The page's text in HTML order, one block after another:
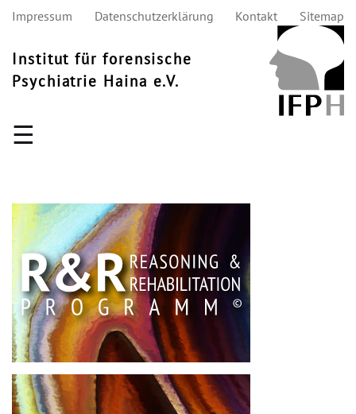
Impressum Datenschutzerklärung Kontakt Sitemap
Institut für forensische
Psychiatrie Haina e.V.